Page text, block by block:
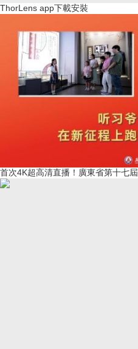
ThorLens app下載安裝
首次4K超高清直播！廣東省第十七